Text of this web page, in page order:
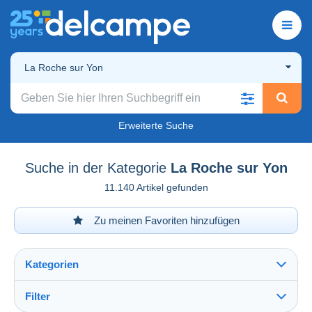
La Roche sur Yon
Erweiterte Suche
Suche in der Kategorie La Roche sur Yon
11.140 Artikel gefunden
Zu meinen Favoriten hinzufügen
Kategorien
Filter